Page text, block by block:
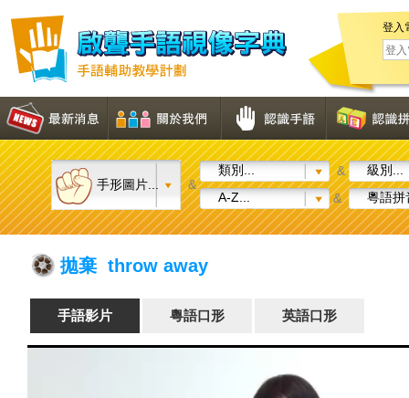
登入
手形圖片... &
類別... &
級別...
A-Z...
& 粵語拼
拋棄 throw away
手語影片 粵語口形 英語口形